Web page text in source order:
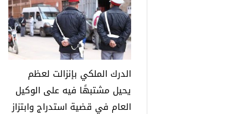
الدرك الملكي بإنزالت لعظم
يحيل مشتبهًا فيه على الوكيل
العام في قضية استدراج وابتزاز